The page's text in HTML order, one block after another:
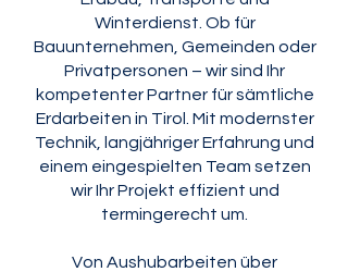
Winterdienst. Ob für
Bauunternehmen, Gemeinden oder
Privatpersonen – wir sind Ihr
kompetenter Partner für sämtliche
Erdarbeiten in Tirol. Mit modernster
Technik, langjähriger Erfahrung und
einem eingespielten Team setzen
wir Ihr Projekt effizient und
termingerecht um.
Von Aushubarbeiten über